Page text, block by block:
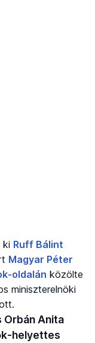
ki Ruff Bálint
Magyar Péter
oldalán közölte
miniszterelnöki
Orbán Anita
helyettes